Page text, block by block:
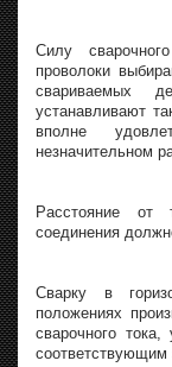
Силу
проволоки
свариваемых
устанавливают
вполне
незначительном
Расстояние от
соединения
Сварку в
положениях
сварочного
соответствующим